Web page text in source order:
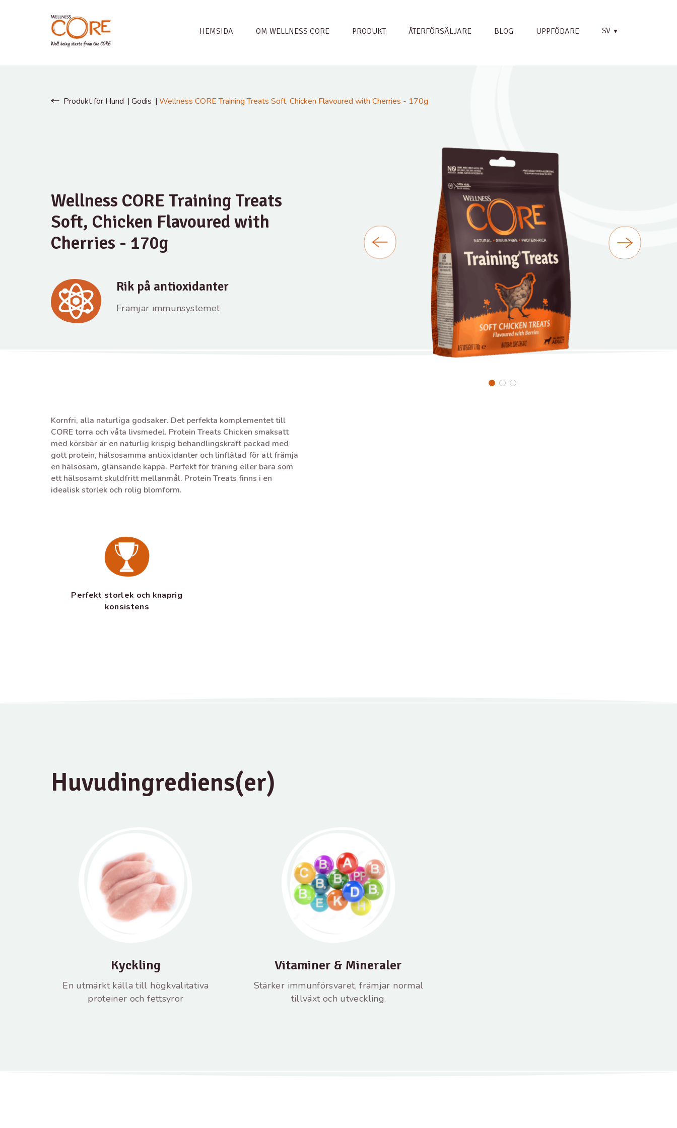
HEMSIDA OM WELLNESS CORE PRODUKT ÅTERFÖRSÄLJARE BLOG UPPFÖDARE SV ▼
Produkt för Hund Godis Wellness CORE Training Treats Soft, Chicken Flavoured with Cherries - 170g
Wellness CORE Training Treats
Soft, Chicken Flavoured with
Cherries - 170g
Rik på antioxidanter
Främjar immunsystemet
Kornfri, alla naturliga godsaker. Det perfekta komplementet till
CORE torra och våta livsmedel. Protein Treats Chicken smaksatt
med körsbär är en naturlig krispig behandlingskraft packad med
gott protein, hälsosamma antioxidanter och linflätad för att främja
en hälsosam, glänsande kappa. Perfekt för träning eller bara som
ett hälsosamt skuldfritt mellanmål. Protein Treats finns i en
idealisk storlek och rolig blomform.
Perfekt storlek och knaprig
konsistens
Huvudingrediens(er)
Kyckling
En utmärkt källa till högkvalitativa
proteiner och fettsyror
Vitaminer & Mineraler
Stärker immunförsvaret, främjar normal
tillväxt och utveckling.